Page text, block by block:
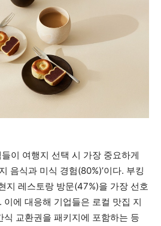
이 여행지 선택 시 가장 중요하게
음식과 미식 경험(80%)’이다. 부킹
지 레스토랑 방문(47%)을 가장 선호
에 대응해 기업들은 로컬 맛집 지
식 교환권을 패키지에 포함하는 등